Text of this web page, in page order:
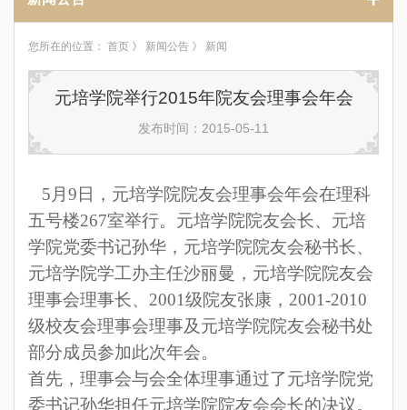
您所在的位置： 首页 》 新闻公告 》 新闻
元培学院举行2015年院友会理事会年会
发布时间：2015-05-11
5 月9日，元培学院院友会理事会年会在理科
五号楼267室举行。元培学院院友会长、元培
学院党委书记孙华，元培学院院友会秘书长、
元培学院学工办主任沙丽曼，元培学院院友会
理事会理事长、 2001级院友张康， 2001-2010
级校友会理事会理事及元培学院院友会秘书处
部分成员参加此次年会。
首先，理事会与会全体理事通过了元培学院党
委书记孙华担任元培学院院友会会长的决议。